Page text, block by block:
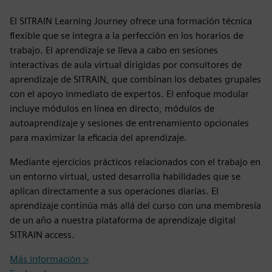
El SITRAIN Learning Journey ofrece una formación técnica
flexible que se integra a la perfección en los horarios de
trabajo. El aprendizaje se lleva a cabo en sesiones
interactivas de aula virtual dirigidas por consultores de
aprendizaje de SITRAIN, que combinan los debates grupales
con el apoyo inmediato de expertos. El enfoque modular
incluye módulos en línea en directo, módulos de
autoaprendizaje y sesiones de entrenamiento opcionales
para maximizar la eficacia del aprendizaje.
Mediante ejercicios prácticos relacionados con el trabajo en
un entorno virtual, usted desarrolla habilidades que se
aplican directamente a sus operaciones diarias. El
aprendizaje continúa más allá del curso con una membresía
de un año a nuestra plataforma de aprendizaje digital
SITRAIN access.
Más información >